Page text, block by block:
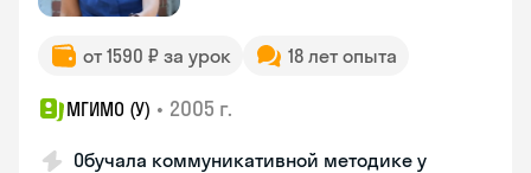
от 1590 ₽ за урок 18 лет опыта
МГИМО (У) • 2005 г.
Обучала коммуникативной методике у